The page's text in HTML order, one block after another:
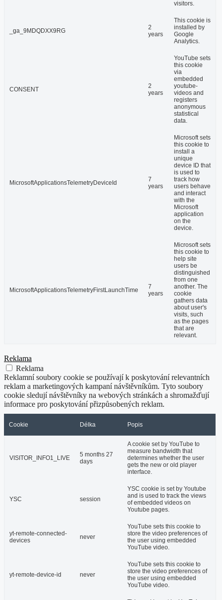
visitors.
_ga_9MDQDXX9RG
2
years
This cookie is
installed by
Google
Analytics.
CONSENT
2
years
YouTube sets
this cookie
via
embedded
youtube-
videos and
registers
anonymous
statistical
data.
MicrosoftApplicationsTelemetryDeviceId
7
years
Microsoft sets
this cookie to
install a
unique
device ID that
is used to
track how
users behave
and interact
with the
Microsoft
application
on the
device.
MicrosoftApplicationsTelemetryFirstLaunchTime
7
years
Microsoft sets
this cookie to
help site
users be
distinguished
from one
another. The
cookie
gathers data
about user's
visits, such
as the pages
that are
relevant.
Reklama
Reklama
Reklamní soubory cookie se používají k poskytování relevantních
reklam a marketingových kampaní návštěvníkům. Tyto soubory
cookie sledují návštěvníky na webových stránkách a shromažďují
informace pro poskytování přizpůsobených reklam.
Cookie Délka Popis
VISITOR_INFO1_LIVE
5 months 27
days
A cookie set by YouTube to
measure bandwidth that
determines whether the user
gets the new or old player
interface.
YSC session
YSC cookie is set by Youtube
and is used to track the views
of embedded videos on
Youtube pages.
yt-remote-connected-
devices
never
YouTube sets this cookie to
store the video preferences of
the user using embedded
YouTube video.
yt-remote-device-id never
YouTube sets this cookie to
store the video preferences of
the user using embedded
YouTube video.